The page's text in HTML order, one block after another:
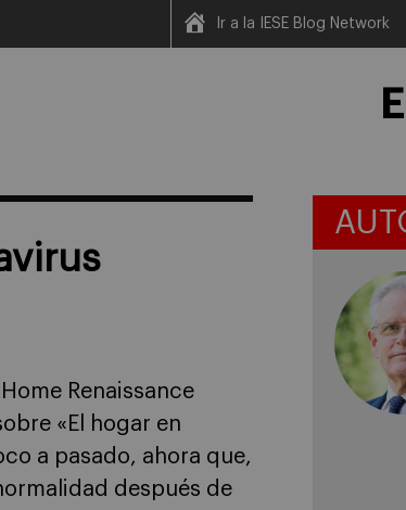
Ir a la IESE Blog Network
Renaissance
«El hogar en
a pasado, ahora que,
después de